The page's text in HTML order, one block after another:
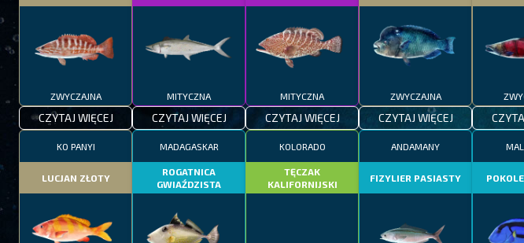
ZWYCZAJNA
CZYTAJ WIĘCEJ
MITYCZNA
CZYTAJ WIĘCEJ
MITYCZNA
CZYTAJ WIĘCEJ
ZWYCZAJNA
CZYTAJ WIĘCEJ
KO PANYI
LUCJAN ZŁOTY
MADAGASKAR
ROGATNICA
GWIAŹDZISTA
KOLORADO
TĘCZAK
KALIFORNIJSKI
ANDAMANY
FIZYLIER PASIASTY